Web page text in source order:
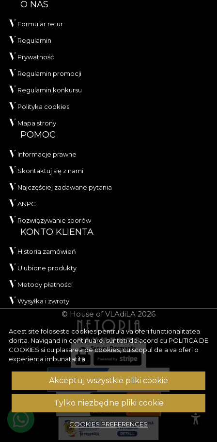
Acest site foloseste cookies pentru a va oferi functionalitatea
dorita. Navigand in continuare, sunteti de acord cu POLITICA DE
COOKIES si cu plasarea de cookies, cu scopul de a va oferi o
experienta imbunatatita.
Akceptuj wszystkie pliki cookie
Tylko niezbędne pliki cookie
COOKIES PREFERENCES
O NAS
Formular retur
Regulamin
Prywatność
Regulamin promocji
Regulamin konkursu
Polityka cookies
Mapa strony
POMOC
Informacje prawne
Skontaktuj się z nami
Najczęściej zadawane pytania
ANPC
Rozwiązywanie sporów
KONTO KLIENTA
Historia zamówień
Ulubione produkty
Metody płatności
Wysyłka i zwroty
© House of VLAdiLA 2026